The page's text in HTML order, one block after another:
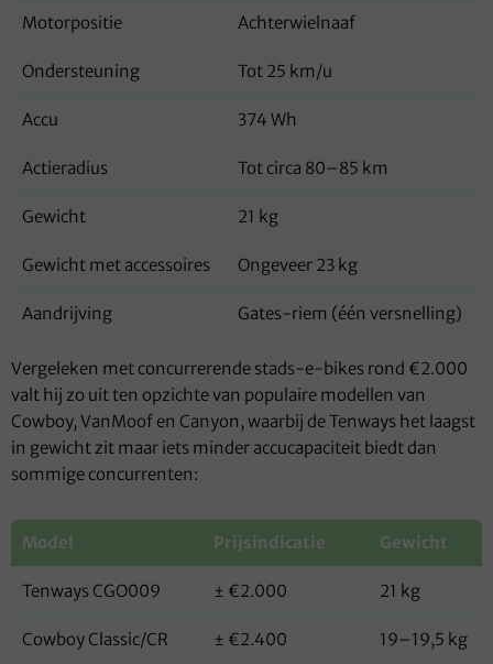
Motorpositie Achterwielnaaf
Ondersteuning Tot 25 km/u
Accu 374 Wh
Actieradius Tot circa 80–85 km
Gewicht 21 kg
Gewicht met accessoires Ongeveer 23 kg
Aandrijving Gates-riem (één versnelling)
Vergeleken met concurrerende stads-e-bikes rond €2.000
valt hij zo uit ten opzichte van populaire modellen van
Cowboy, VanMoof en Canyon, waarbij de Tenways het laagst
in gewicht zit maar iets minder accucapaciteit biedt dan
sommige concurrenten:
Model Prijsindicatie Gewicht
Tenways CGO009 ± €2.000 21 kg
Cowboy Classic/CR ± €2.400 19–19,5 kg